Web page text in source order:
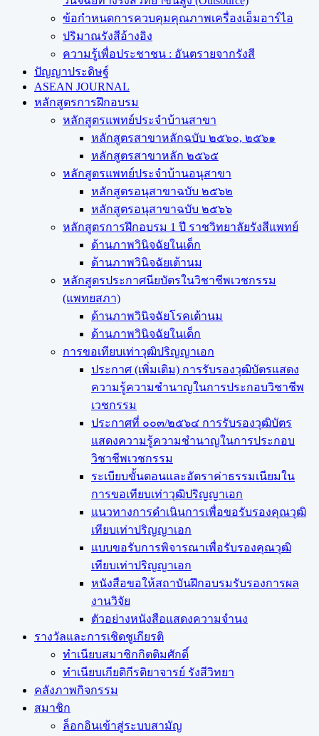
ข้อกำหนดการควบคุมคุณภาพเครื่องเอ็มอาร์ไอ
ปริมาณรังสีอ้างอิง
ความรู้เพื่อประชาชน : อันตรายจากรังสี
ปัญญาประดิษฐ์
ASEAN JOURNAL
หลักสูตรการฝึกอบรม
หลักสูตรแพทย์ประจำบ้านสาขา
หลักสูตรสาขาหลักฉบับ ๒๕๖๐, ๒๕๖๑
หลักสูตรสาขาหลัก ๒๕๖๕
หลักสูตรแพทย์ประจำบ้านอนุสาขา
หลักสูตรอนุสาขาฉบับ ๒๕๖๒
หลักสูตรอนุสาขาฉบับ ๒๕๖๖
หลักสูตรการฝึกอบรม 1 ปี ราชวิทยาลัยรังสีแพทย์
ด้านภาพวินิจฉัยในเด็ก
ด้านภาพวินิจฉัยเต้านม
หลักสูตรประกาศนียบัตรในวิชาชีพเวชกรรม
(แพทยสภา)
ด้านภาพวินิจฉัยโรคเต้านม
ด้านภาพวินิจฉัยในเด็ก
การขอเทียบเท่า​วุฒิปริญญา​เอก
ประกาศ (เพิ่มเติม) การรับรองวุฒิบัตรแสดง
ความรู้ความชำนาญในการประกอบวิชาชีพ
เวชกรรม
ประกาศที่ ๐๐๓/๒๕๖๔ การรับรองวุฒิบัตร
แสดงความรู้ความชำนาญในการประกอบ
วิชาชีพเวชกรรม
ระเบียบขั้นตอนและอัตราค่าธรรมเนียมใน
การขอเทียบเท่าวุฒิปริญญาเอก
แนวทางการดำเนินการเพื่อขอรับรองคุณวุฒิ
เทียบเท่าปริญญาเอก
แบบขอรับการพิจารณาเพื่อรับรองคุณวุฒิ
เทียบเท่าปริญญาเอก
หนังสือขอให้สถาบันฝึกอบรมรับรองการผล
งานวิจัย
ตัวอย่างหนังสือแสดงความจำนง
รางวัลและการเชิดชูเกียรติ
ทำเนียบสมาชิกกิตติมศักดิ์
ทำเนียบเกียติกีรติยาจารย์ รังสีวิทยา
คลังภาพกิจกรรม
สมาชิก
ล็อกอินเข้าสู่ระบบสามัญ